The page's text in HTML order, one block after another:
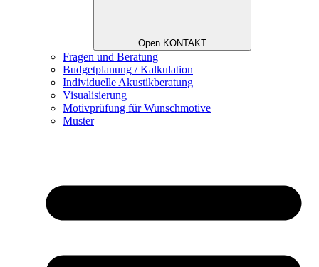
Open KONTAKT
Fragen und Beratung
Budgetplanung / Kalkulation
Individuelle Akustikberatung
Visualisierung
Motivprüfung für Wunschmotive
Muster